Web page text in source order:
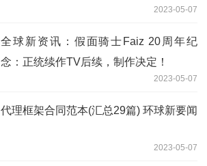
2023-05-07
全球新资讯：假面骑士Faiz 20周年纪
念：正统续作TV后续，制作决定！
2023-05-07
代理框架合同范本(汇总29篇) 环球新要闻
2023-05-07